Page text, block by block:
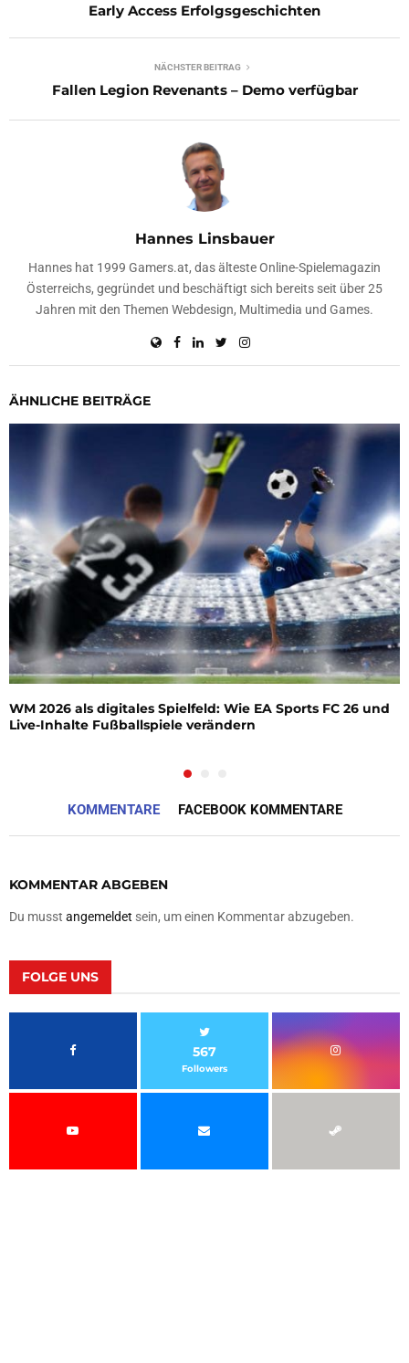
Early Access Erfolgsgeschichten
NÄCHSTER BEITRAG
Fallen Legion Revenants – Demo verfügbar
Hannes Linsbauer
Hannes hat 1999 Gamers.at, das älteste Online-Spielemagazin
Österreichs, gegründet und beschäftigt sich bereits seit über 25
Jahren mit den Themen Webdesign, Multimedia und Games.
ÄHNLICHE BEITRÄGE
WM 2026 als digitales Spielfeld: Wie EA Sports FC 26 und
Live-Inhalte Fußballspiele verändern
KOMMENTARE FACEBOOK KOMMENTARE
KOMMENTAR ABGEBEN
Du musst angemeldet sein, um einen Kommentar abzugeben.
FOLGE UNS
567
Followers